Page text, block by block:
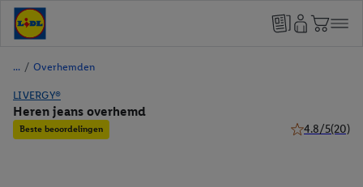
/ Overhemden
LIVERGY®
Heren jeans overhemd
Beste beoordelingen 4.8/5(20)